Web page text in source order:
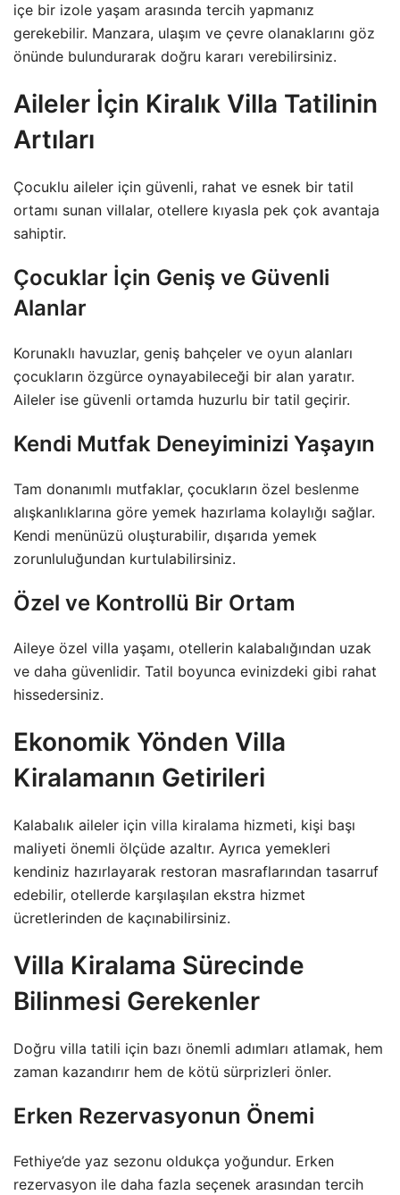
içe bir izole yaşam arasında tercih yapmanız
gerekebilir. Manzara, ulaşım ve çevre olanaklarını göz
önünde bulundurarak doğru kararı verebilirsiniz.
Aileler İçin Kiralık Villa Tatilinin
Artıları
Çocuklu aileler için güvenli, rahat ve esnek bir tatil
ortamı sunan villalar, otellere kıyasla pek çok avantaja
sahiptir.
Çocuklar İçin Geniş ve Güvenli
Alanlar
Korunaklı havuzlar, geniş bahçeler ve oyun alanları
çocukların özgürce oynayabileceği bir alan yaratır.
Aileler ise güvenli ortamda huzurlu bir tatil geçirir.
Kendi Mutfak Deneyiminizi Yaşayın
Tam donanımlı mutfaklar, çocukların özel beslenme
alışkanlıklarına göre yemek hazırlama kolaylığı sağlar.
Kendi menünüzü oluşturabilir, dışarıda yemek
zorunluluğundan kurtulabilirsiniz.
Özel ve Kontrollü Bir Ortam
Aileye özel villa yaşamı, otellerin kalabalığından uzak
ve daha güvenlidir. Tatil boyunca evinizdeki gibi rahat
hissedersiniz.
Ekonomik Yönden Villa
Kiralamanın Getirileri
Kalabalık aileler için villa kiralama hizmeti, kişi başı
maliyeti önemli ölçüde azaltır. Ayrıca yemekleri
kendiniz hazırlayarak restoran masraflarından tasarruf
edebilir, otellerde karşılaşılan ekstra hizmet
ücretlerinden de kaçınabilirsiniz.
Villa Kiralama Sürecinde
Bilinmesi Gerekenler
Doğru villa tatili için bazı önemli adımları atlamak, hem
zaman kazandırır hem de kötü sürprizleri önler.
Erken Rezervasyonun Önemi
Fethiye’de yaz sezonu oldukça yoğundur. Erken
rezervasyon ile daha fazla seçenek arasından tercih